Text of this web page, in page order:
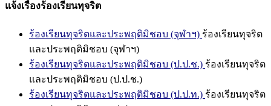
แจ้งเรื่องร้องเรียนทุจริต
ร้องเรียนทุจริตและประพฤติมิชอบ (จุฬาฯ) ร้องเรียนทุจริต
และประพฤติมิชอบ (จุฬาฯ)
ร้องเรียนทุจริตและประพฤติมิชอบ (ป.ป.ช.) ร้องเรียนทุจริต
และประพฤติมิชอบ (ป.ป.ช.)
ร้องเรียนทุจริตและประพฤติมิชอบ (ป.ป.ท.) ร้องเรียนทุจริต